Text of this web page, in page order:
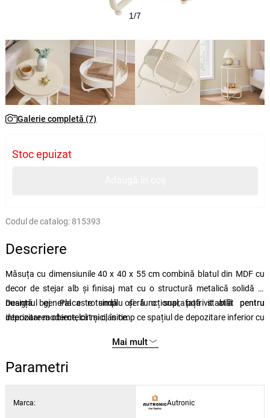
1/7
Galerie completă (7)
Stoc epuizat
Codul de catalog: 815393
Descriere
Măsuța cu dimensiunile 40 x 40 x 55 cm combină blatul din MDF cu
decor de stejar alb și finisaj mat cu o structură metalică solidă în
nuanță bej. Placa rotundă oferă o suprafață stabilă pentru
depozitarea obiectelor mici, în timp ce spațiul de depozitare inferior cu
suplimentară. Picioarele metalice sunt echipate cu picioare de reglare,
care permit alinierea măsuței pe suprafețe inegale și asigură
stabilitatea.
Designul general este simplu și funcțional, potrivit atât pentru
interioare moderne, cât și clasice.
Mai mult
Parametri
Marca: Autronic